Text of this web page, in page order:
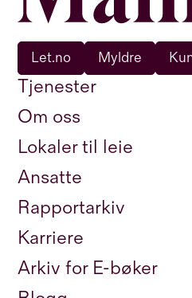
Tjenester
Om oss
Lokaler til leie
Ansatte
Rapportarkiv
Karriere
Arkiv for E-bøker
Let.no Myldre